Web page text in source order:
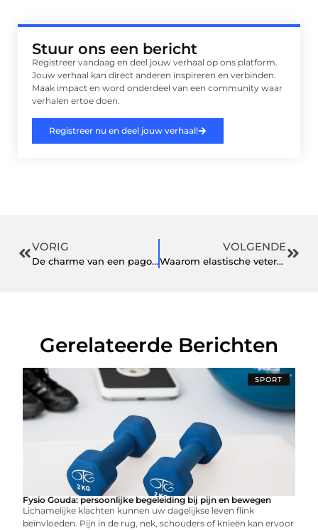
Stuur ons een bericht
Registreer vandaag en deel jouw verhaal op ons platform.
Jouw verhaal kan direct anderen inspireren en verbinden.
Maak impact en word onderdeel van een community waar
verhalen ertoe doen.
Registreer nu en deel jouw verhaal!
VORIG
De charme van een pagodetent voor jouw evenement
VOLGENDE
Waarom elastische veters wél werken (en gewone niet)
Gerelateerde Berichten
SPORT
Fysio Gouda: persoonlijke begeleiding bij pijn en bewegen
Lichamelijke klachten kunnen uw dagelijkse leven flink
beïnvloeden. Pijn in de rug, nek, schouders of knieën kan ervoor